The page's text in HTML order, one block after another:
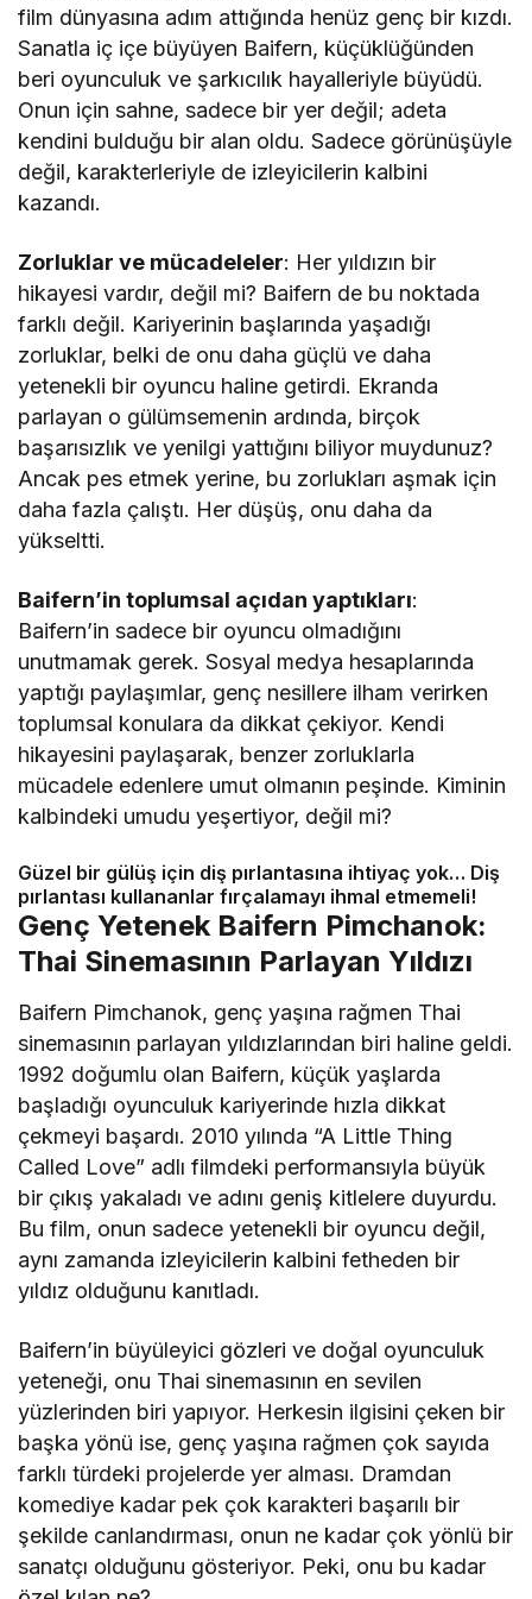
film dünyasına adım attığında henüz genç bir kızdı.
Sanatla iç içe büyüyen Baifern, küçüklüğünden
beri oyunculuk ve şarkıcılık hayalleriyle büyüdü.
Onun için sahne, sadece bir yer değil; adeta
kendini bulduğu bir alan oldu. Sadece görünüşüyle
değil, karakterleriyle de izleyicilerin kalbini
kazandı.
Zorluklar ve mücadeleler: Her yıldızın bir
hikayesi vardır, değil mi? Baifern de bu noktada
farklı değil. Kariyerinin başlarında yaşadığı
zorluklar, belki de onu daha güçlü ve daha
yetenekli bir oyuncu haline getirdi. Ekranda
parlayan o gülümsemenin ardında, birçok
başarısızlık ve yenilgi yattığını biliyor muydunuz?
Ancak pes etmek yerine, bu zorlukları aşmak için
daha fazla çalıştı. Her düşüş, onu daha da
yükseltti.
Baifern’in toplumsal açıdan yaptıkları:
Baifern’in sadece bir oyuncu olmadığını
unutmamak gerek. Sosyal medya hesaplarında
yaptığı paylaşımlar, genç nesillere ilham verirken
toplumsal konulara da dikkat çekiyor. Kendi
hikayesini paylaşarak, benzer zorluklarla
mücadele edenlere umut olmanın peşinde. Kiminin
kalbindeki umudu yeşertiyor, değil mi?
Güzel bir gülüş için diş pırlantasına ihtiyaç yok… Diş
pırlantası kullananlar fırçalamayı ihmal etmemeli!
Genç Yetenek Baifern Pimchanok:
Thai Sinemasının Parlayan Yıldızı
Baifern Pimchanok, genç yaşına rağmen Thai
sinemasının parlayan yıldızlarından biri haline geldi.
1992 doğumlu olan Baifern, küçük yaşlarda
başladığı oyunculuk kariyerinde hızla dikkat
çekmeyi başardı. 2010 yılında “A Little Thing
Called Love” adlı filmdeki performansıyla büyük
bir çıkış yakaladı ve adını geniş kitlelere duyurdu.
Bu film, onun sadece yetenekli bir oyuncu değil,
aynı zamanda izleyicilerin kalbini fetheden bir
yıldız olduğunu kanıtladı.
Baifern’in büyüleyici gözleri ve doğal oyunculuk
yeteneği, onu Thai sinemasının en sevilen
yüzlerinden biri yapıyor. Herkesin ilgisini çeken bir
başka yönü ise, genç yaşına rağmen çok sayıda
farklı türdeki projelerde yer alması. Dramdan
komediye kadar pek çok karakteri başarılı bir
şekilde canlandırması, onun ne kadar çok yönlü bir
sanatçı olduğunu gösteriyor. Peki, onu bu kadar